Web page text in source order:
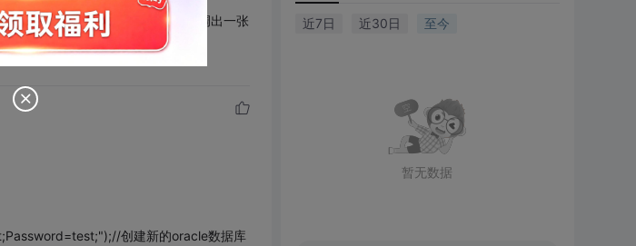
体加上一个按钮,当我点的时候,会调出一张
创建新的oracle数据库
近7日 近30日 至今
暂无数据